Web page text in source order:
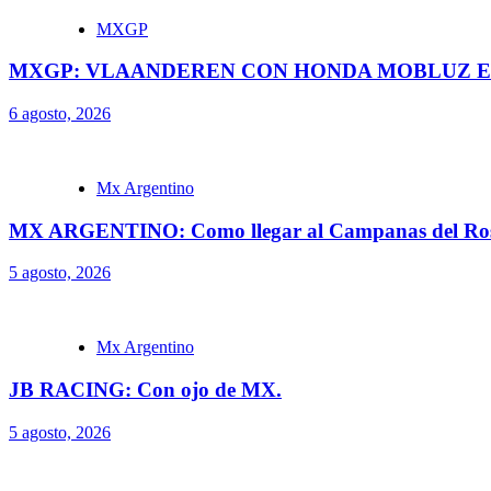
MXGP
MXGP: VLAANDEREN CON HONDA MOBLUZ
6 agosto, 2026
Mx Argentino
MX ARGENTINO: Como llegar al Campanas del
5 agosto, 2026
Mx Argentino
JB RACING: Con ojo de MX.
5 agosto, 2026